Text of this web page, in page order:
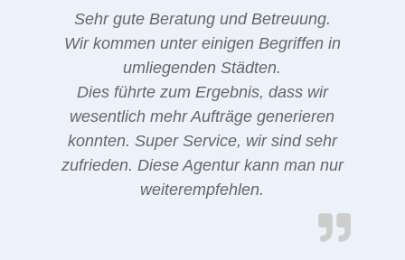
Sehr gute Beratung und Betreuung.
Wir kommen unter einigen Begriffen in
umliegenden Städten.
Dies führte zum Ergebnis, dass wir
wesentlich mehr Aufträge generieren
konnten. Super Service, wir sind sehr
zufrieden. Diese Agentur kann man nur
weiterempfehlen.